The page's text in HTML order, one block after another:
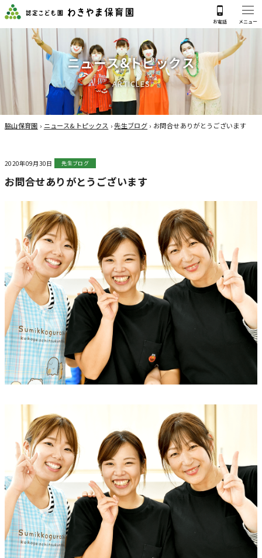
ニュース&トピックス
ARTICLES
脇山保育園 › ニュース&トピックス ›先生ブログ › お問合せありがとうございます
2020年09月30日 先生ブログ
お問合せありがとうございます